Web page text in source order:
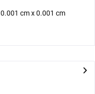
0.001 cmx0.001 cm